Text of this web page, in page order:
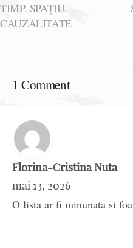
TIMP. SPAȚIU.
CAUZALITATE
1 Comment
Florina-Cristina Nuta
mai 13, 2026
O lista ar fi minunata si